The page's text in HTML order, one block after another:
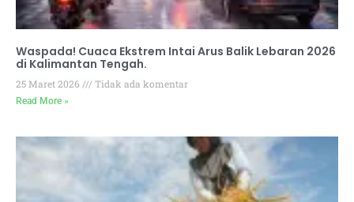
Waspada! Cuaca Ekstrem Intai Arus Balik Lebaran 2026
di Kalimantan Tengah.
25 Maret 2026 Tidak ada komentar
Read More »